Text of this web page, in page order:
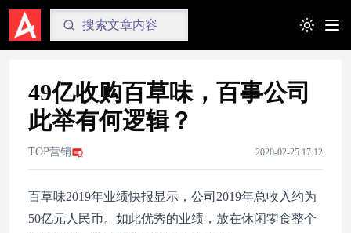
Toggle
49亿收购百草味，百事公司
此举有何逻辑？
TOP营销 2020-02-25 17:12
百草味2019年业绩快报显示，公司2019年总收入约为
50亿元人民币。如此优秀的业绩，放在休闲零食整个